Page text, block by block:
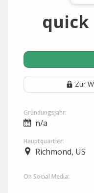
Zur
Gründungsjahr:
n/a
Hauptquartier:
Richmond, US
On Social Media: